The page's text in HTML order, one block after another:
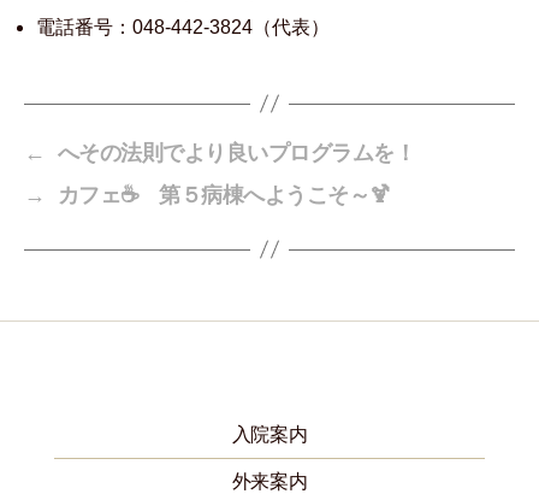
電話番号：048-442-3824（代表）
←
へその法則でより良いプログラムを！
→
カフェ☕ 第５病棟へようこそ～🍹
入院案内
外来案内